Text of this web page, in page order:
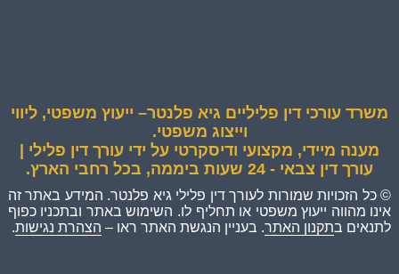
משרד עורכי דין פליליים גיא פלנטר– ייעוץ משפטי, ליווי
וייצוג משפטי.
מענה מיידי, מקצועי ודיסקרטי על ידי עורך דין פלילי |
עורך דין צבאי - 24 שעות ביממה, בכל רחבי הארץ.
© כל הזכויות שמורות לעורך דין פלילי גיא פלנטר. המידע באתר זה
אינו מהווה ייעוץ משפטי או תחליף לו. השימוש באתר ובתכניו כפוף
לתנאים בתקנון האתר. בעניין הנגשת האתר ראו – הצהרת נגישות.